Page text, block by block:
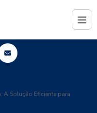
A Solução Eficiente para